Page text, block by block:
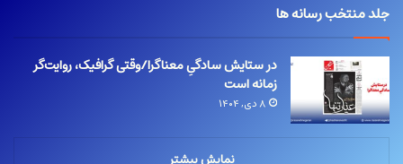
جلد منتخب رسانه ها
در ستایش سادگیِ معناگرا/وقتی گرافیک، روایت‌گر
زمانه است
۸ دی, ۱۴۰۴
نمایش بیشتر